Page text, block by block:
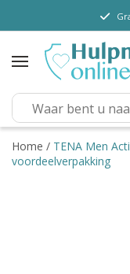
TENA Lady
TENA Men
TENA Pants (m/v)
TENA Flex
TENA Slip
Home / TENA Men
voordeelverpakking